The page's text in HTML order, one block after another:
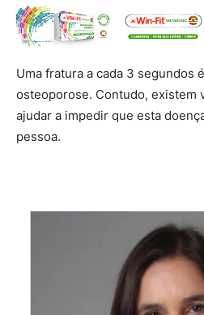
Uma fratura a cada 3 segundos
osteoporose. Contudo, existem
ajudar a impedir que esta
pessoa.